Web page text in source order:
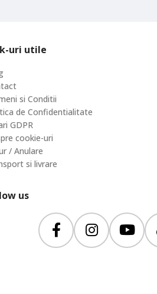
uri utile
si Conditii
de Confidentialitate
GDPR
cookie-uri
/ Anulare
si livrare
us